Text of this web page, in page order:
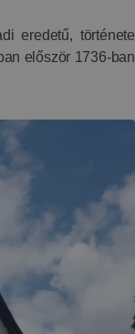
eredetű, története
először 1736-ban